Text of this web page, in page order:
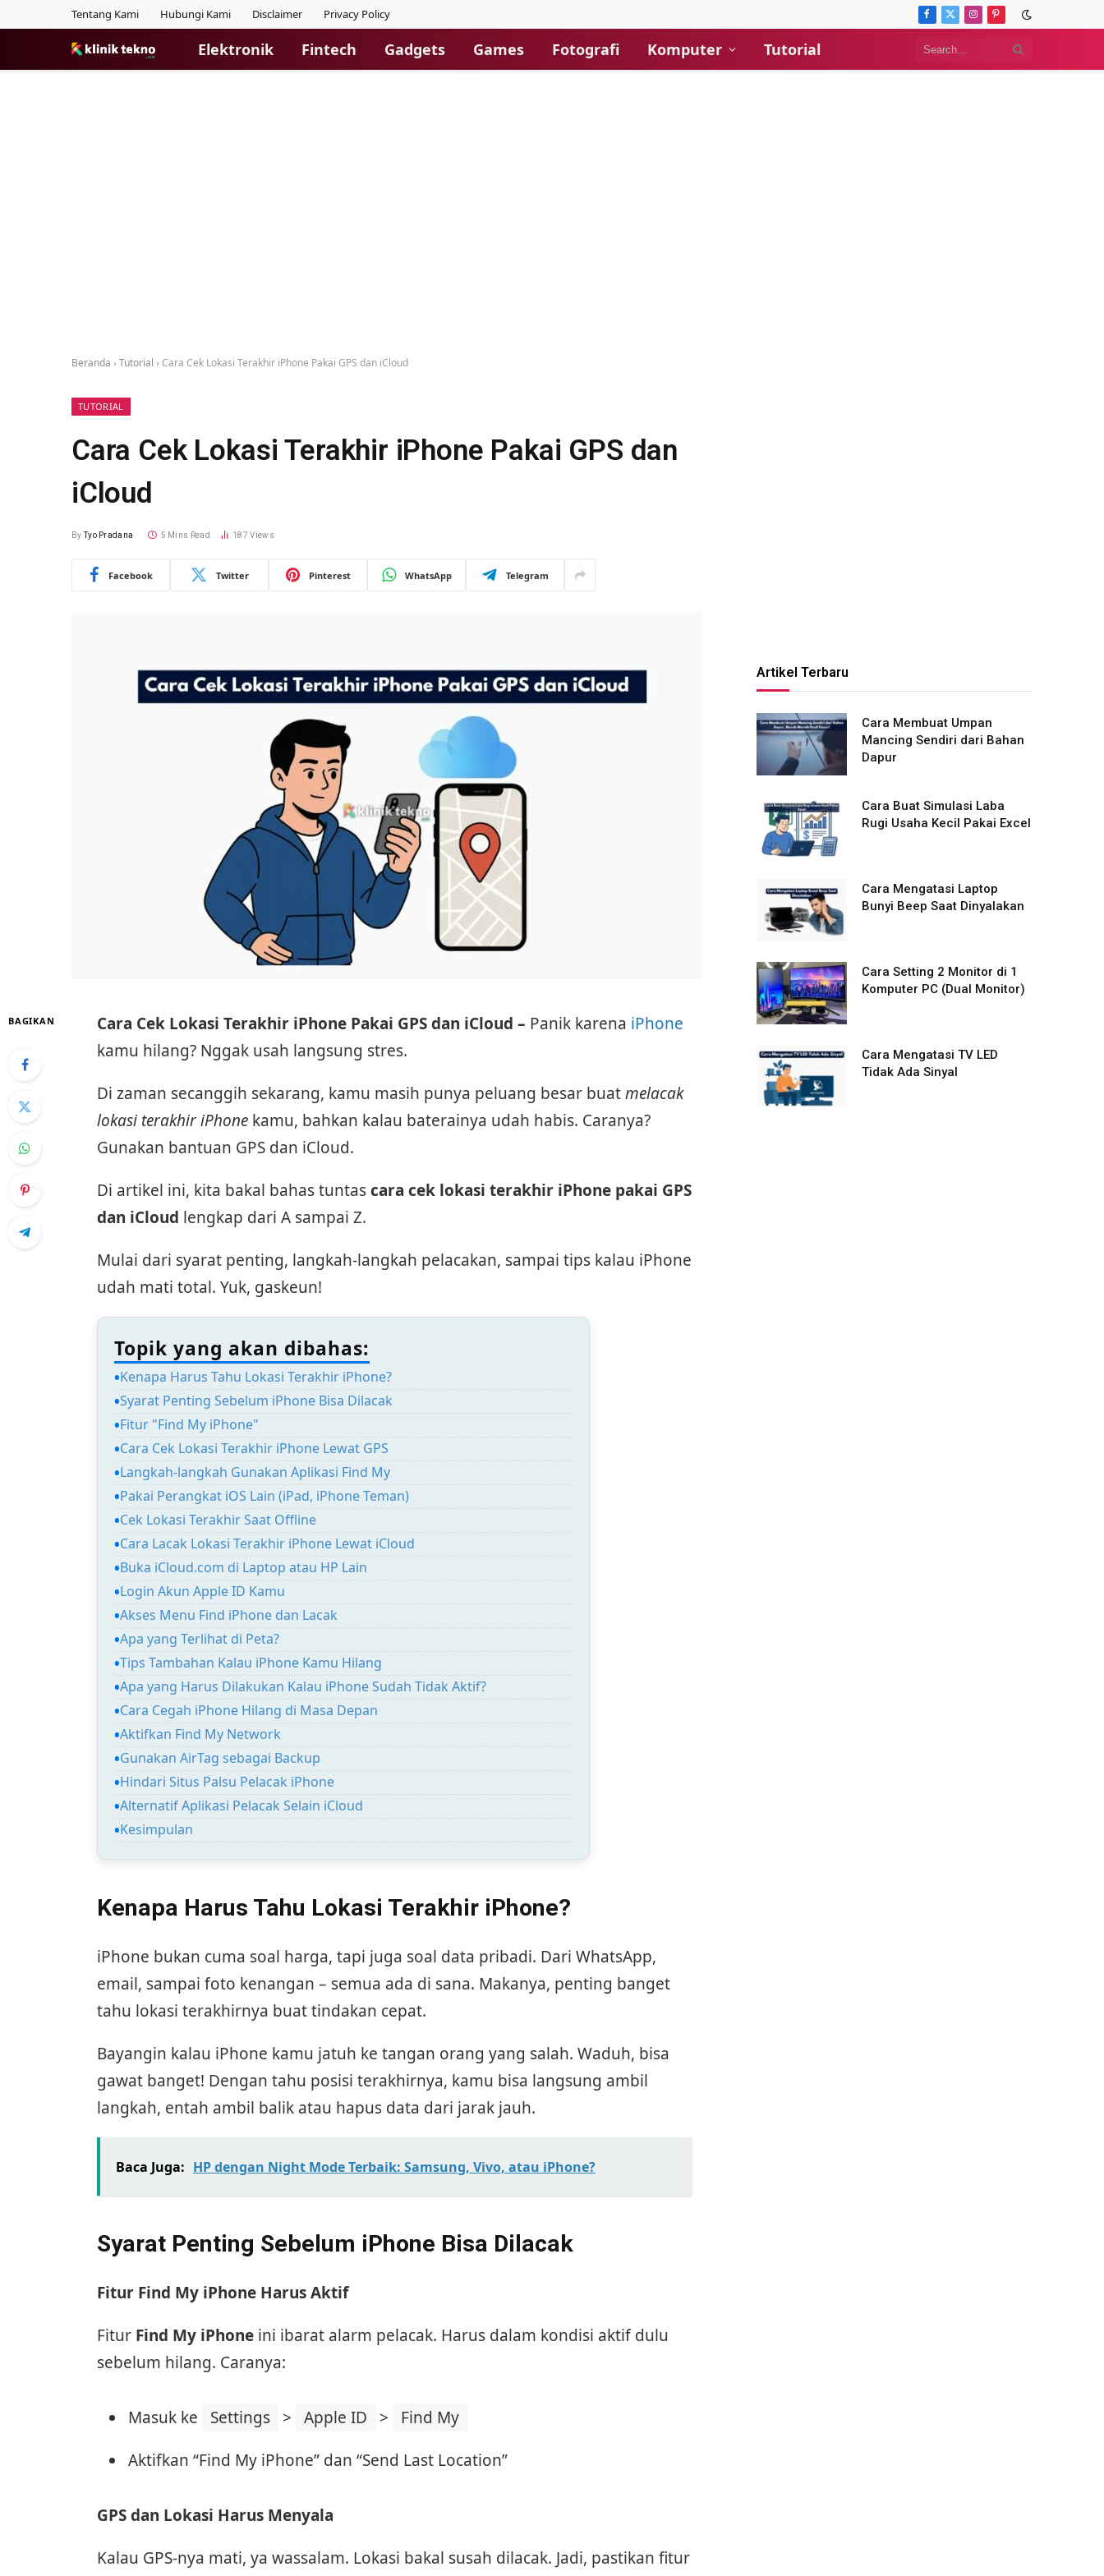
Tentang Kami Hubungi Kami Disclaimer Privacy Policy Facebook
X
Instagram
Pinterest
Elektronik Fintech Gadgets Games Fotografi Komputer Tutorial
Beranda › Tutorial › Cara Cek Lokasi Terakhir iPhone Pakai GPS dan iCloud
TUTORIAL
Cara Cek Lokasi Terakhir iPhone Pakai GPS dan
iCloud
By Tyo Pradana 5 Mins Read 187Views
Facebook Twitter Pinterest WhatsApp Telegram
BAGIKAN Cara Cek Lokasi Terakhir iPhone Pakai GPS dan iCloud – Panik karena iPhone
kamu hilang? Nggak usah langsung stres.
Di zaman secanggih sekarang, kamu masih punya peluang besar buatmelacak
lokasi terakhir iPhonekamu, bahkan kalau baterainya udah habis. Caranya?
Gunakan bantuan GPS dan iCloud.
Di artikel ini, kita bakal bahas tuntascara cek lokasi terakhir iPhone pakai GPS
dan iCloud lengkap dari A sampai Z.
Mulai dari syarat penting, langkah-langkah pelacakan, sampai tips kalau iPhone
udah mati total. Yuk, gaskeun!
Topik yang akan dibahas:
Kenapa Harus Tahu Lokasi Terakhir iPhone?
Syarat Penting Sebelum iPhone Bisa Dilacak
Fitur "Find My iPhone"
Cara Cek Lokasi Terakhir iPhone Lewat GPS
Langkah-langkah Gunakan Aplikasi Find My
Pakai Perangkat iOS Lain (iPad, iPhone Teman)
Cek Lokasi Terakhir Saat Offline
Cara Lacak Lokasi Terakhir iPhone Lewat iCloud
Buka iCloud.com di Laptop atau HP Lain
Login Akun Apple ID Kamu
Akses Menu Find iPhone dan Lacak
Apa yang Terlihat di Peta?
Tips Tambahan Kalau iPhone Kamu Hilang
Apa yang Harus Dilakukan Kalau iPhone Sudah Tidak Aktif?
Cara Cegah iPhone Hilang di Masa Depan
Aktifkan Find My Network
Gunakan AirTag sebagai Backup
Hindari Situs Palsu Pelacak iPhone
Alternatif Aplikasi Pelacak Selain iCloud
Kesimpulan
Kenapa Harus Tahu Lokasi Terakhir iPhone?
iPhone bukan cuma soal harga, tapi juga soal data pribadi. Dari WhatsApp,
email, sampai foto kenangan – semua ada di sana. Makanya, penting banget
tahu lokasi terakhirnya buat tindakan cepat.
Bayangin kalau iPhone kamu jatuh ke tangan orang yang salah. Waduh, bisa
gawat banget! Dengan tahu posisi terakhirnya, kamu bisa langsung ambil
langkah, entah ambil balik atau hapus data dari jarak jauh.
Baca Juga: HP dengan Night Mode Terbaik: Samsung, Vivo, atau iPhone?
Syarat Penting Sebelum iPhone Bisa Dilacak
Fitur Find My iPhone Harus Aktif
Fitur Find My iPhoneini ibarat alarm pelacak. Harus dalam kondisi aktif dulu
sebelum hilang. Caranya:
Masuk ke Settings > Apple ID >
Find My
Aktifkan “Find My iPhone” dan “Send Last Location”
GPS dan Lokasi Harus Menyala
Kalau GPS-nya mati, ya wassalam. Lokasi bakal susah dilacak. Jadi, pastikan fitur
Artikel Terbaru
Cara Membuat Umpan
Mancing Sendiri dari Bahan
Dapur
Cara Buat Simulasi Laba
Rugi Usaha Kecil Pakai Excel
Cara Mengatasi Laptop
Bunyi Beep Saat Dinyalakan
Cara Setting 2 Monitor di 1
Komputer PC (Dual Monitor)
Cara Mengatasi TV LED
Tidak Ada Sinyal